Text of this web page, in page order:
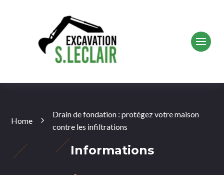
Home
Drain de fondation : protégez votre maison
contre les infiltrations
Informations